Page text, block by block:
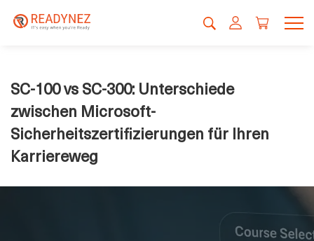
SC-100 vs SC-300: Unterschiede
zwischen Microsoft-
Sicherheitszertifizierungen für Ihren
Karriereweg